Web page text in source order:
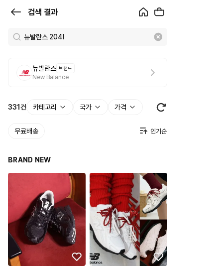
검색 결과
로
뉴발란스 브랜드
New Balance
331 건 카테고리 국가 가격
무료배송
BRAND NEW